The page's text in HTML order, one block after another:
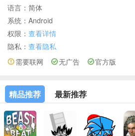
语言： 简体
系统： Android
权限： 查看详情
隐私： 查看隐私
需要联网 无广告 官方版
精品推荐 最新推荐